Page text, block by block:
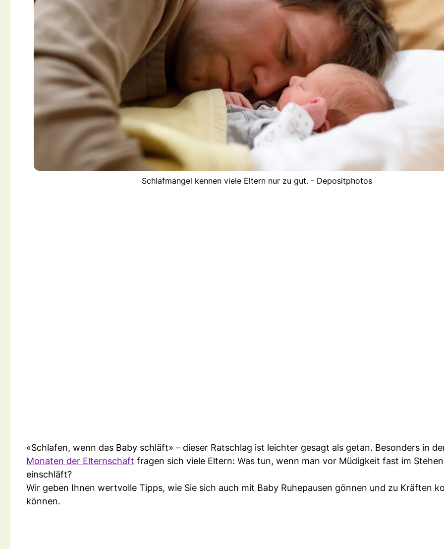
Schlafmangel kennen viele Eltern nur zu gut. - Depositphotos
«Schlafen, wenn das Baby schläft» – dieser Ratschlag ist leichter gesagt als getan. Besonders in
Monaten der Elternschaft fragen sich viele Eltern: Was tun, wenn man vor Müdigkeit fast im Stehen
einschläft?
Wir geben Ihnen wertvolle Tipps, wie Sie sich auch mit Baby Ruhepausen gönnen und zu Kräften
können.